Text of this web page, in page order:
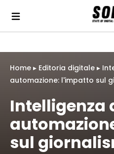
Home ▸ Editoria digitale ▸
automazione: l'impatto sul
Intelligenza
sul